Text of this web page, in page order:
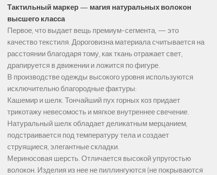
Тактильный маркер — магия натуральных волокон
высшего класса
Первое, что выдает вещь премиум-сегмента, — это
качество текстиля. Дороговизна материала считывается на
расстоянии благодаря тому, как ткань отражает свет,
драпируется в движении и ложится по фигуре.
В производстве одежды высокого уровня используются
исключительно благородные фактуры:
Кашемир и шелк. Тончайший пух горных коз придает
трикотажу невесомость и мягкое внутреннее свечение.
Натуральный шелк обладает деликатным мерцанием,
подстраивается под температуру тела и создает
струящиеся, элегантные складки.
Мериносовая шерсть. Отличается высокой упругостью
волокон. Изделия из нее не пиллингуются (не покрываются